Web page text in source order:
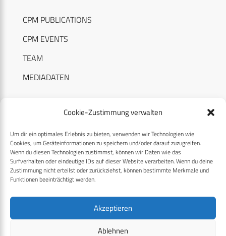
Cookie-Zustimmung verwalten
Um dir ein optimales Erlebnis zu bieten, verwenden wir Technologien wie
Cookies, um Geräteinformationen zu speichern und/oder darauf zuzugreifen.
Wenn du diesen Technologien zustimmst, können wir Daten wie das
Surfverhalten oder eindeutige IDs auf dieser Website verarbeiten. Wenn du deine
Zustimmung nicht erteilst oder zurückziehst, können bestimmte Merkmale und
Funktionen beeinträchtigt werden.
Akzeptieren
Ablehnen
CPM PUBLICATIONS
CPM EVENTS
TEAM
MEDIADATEN
RECHTLICHES
Datenschutzerklärung
Cookie-Richtlinie (EU)